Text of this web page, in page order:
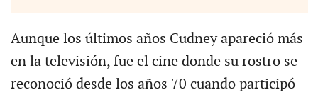
Aunque los últimos años Cudney apareció más
en la televisión, fue el cine donde su rostro se
reconoció desde los años 70 cuando participó